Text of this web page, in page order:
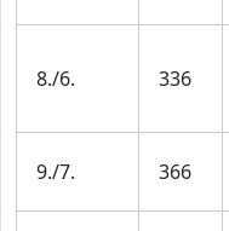
8./6. 336
9./7. 366